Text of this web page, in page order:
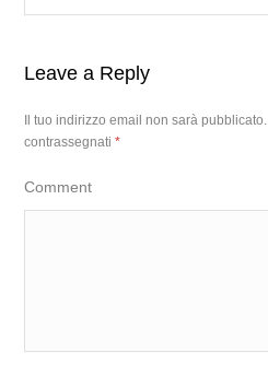
Leave a Reply
Il tuo indirizzo email non sarà pubblicato.
contrassegnati*
Comment